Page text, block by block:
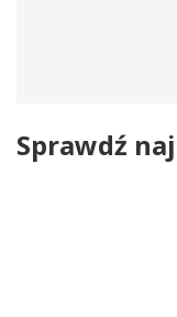
Sprawdź